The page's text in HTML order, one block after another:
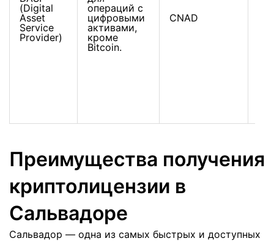
(Digital
Asset
Service
Provider)
операций с
цифровыми
активами,
кроме
Bitcoin.
CNAD
Преимущества получения
криптолицензии в
Сальвадоре
Сальвадор — одна из самых быстрых и доступных